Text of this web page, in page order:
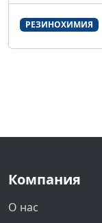
РЕЗИНОХИМИЯ
Компания
О нас